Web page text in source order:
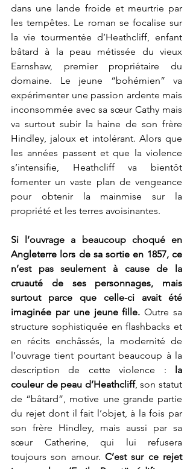
dans une lande froide et meurtrie par
les tempêtes. Le roman se focalise sur
la vie tourmentée d’Heathcliff, enfant
bâtard à la peau métissée du vieux
Earnshaw, premier propriétaire du
domaine. Le jeune “bohémien” va
expérimenter une passion ardente mais
inconsommée avec sa sœur Cathy mais
va surtout subir la haine de son frère
Hindley, jaloux et intolérant. Alors que
les années passent et que la violence
s’intensifie, Heathcliff va bientôt
fomenter un vaste plan de vengeance
pour obtenir la mainmise sur la
propriété et les terres avoisinantes.
Si l’ouvrage a beaucoup choqué en
Angleterre lors de sa sortie en 1857, ce
n’est pas seulement à cause de la
cruauté de ses personnages, mais
surtout parce que celle-ci avait été
imaginée par une jeune fille. Outre sa
structure sophistiquée en flashbacks et
en récits enchâssés, la modernité de
l’ouvrage tient pourtant beaucoup à la
description de cette violence : la
couleur de peau d’Heathcliff, son statut
de “bâtard”, motive une grande partie
du rejet dont il fait l’objet, à la fois par
son frère Hindley, mais aussi par sa
sœur Catherine, qui lui refusera
toujours son amour. C’est sur ce rejet